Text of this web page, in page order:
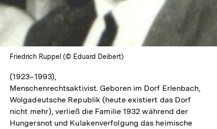
Friedrich Ruppel (© Eduard Deibert)
(1923–1993),
Menschenrechtsaktivist. Geboren im Dorf Erlenbach,
Wolgadeutsche Republik (heute existiert das Dorf
nicht mehr), verließ die Familie 1932 während der
Hungersnot und Kulakenverfolgung das heimische